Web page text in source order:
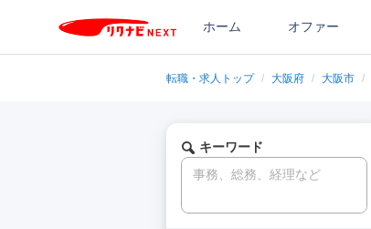
ホーム オファー
転職・求人トップ / 大阪府 / 大阪市 /
キーワード